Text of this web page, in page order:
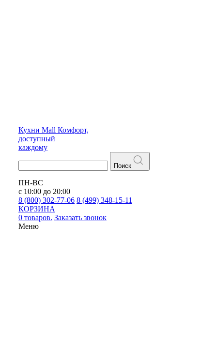
Кухни Mall Комфорт,
доступный
каждому
Поиск
ПН-ВС
с 10:00 до 20:00
8 (800) 302-77-06 8 (499) 348-15-11
КОРЗИНА
0 товаров. Заказать звонок
Меню